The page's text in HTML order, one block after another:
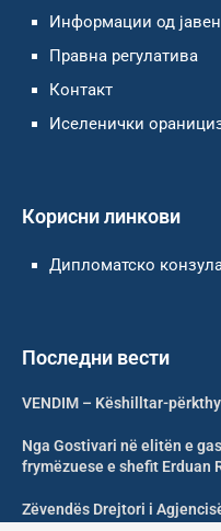
Информации од јавен
Правна регулатива
Контакт
Иселенички
Корисни линкови
Дипломатско
Последни вести
VENDIM – Këshilltar-
Nga Gostivari në elitën e
frymëzuese e shefit Erduan
Zëvendës Drejtori i